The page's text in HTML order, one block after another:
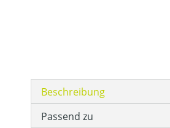
Beschreibung
Passend zu